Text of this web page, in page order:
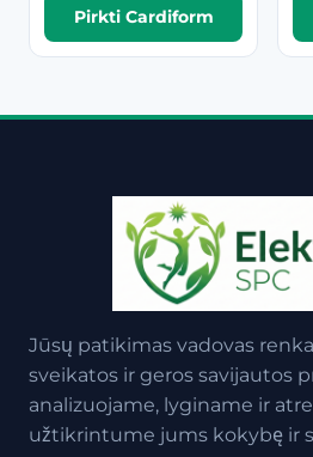
Pirkti Cardiform
Jūsų patikimas vadovas
sveikatos ir geros savijautos
analizuojame, lyginame ir
užtikrintume jums kokybę ir